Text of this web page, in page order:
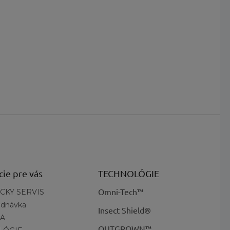
pre vás
SERVIS
TECHNOLÓGIE
Omni-Tech™
Insect Shield®